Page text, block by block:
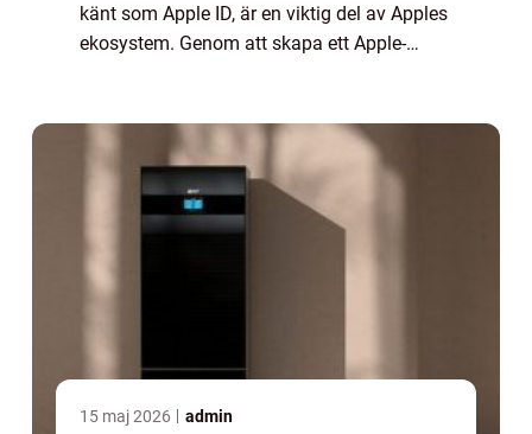
känt som Apple ID, är en viktig del av Apples
ekosystem. Genom att skapa ett Apple-
15 maj 2026 admin